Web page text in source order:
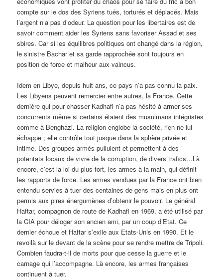
compte sur le dos des Syriens tués, torturés et déplacés. Mais
l’argent n’a pas d’odeur. La question pour les libertaires est de
savoir comment aider les Syriens sans favoriser Assad et ses
sbires. Car si les équilibres politiques ont changé dans la région,
le sinistre Bachar et sa garde rapprochée sont toujours en
position de force et malheur aux vaincus.
Idem en Libye, depuis huit ans, ce pays n’a pas connu la paix.
Les Libyens peuvent remercier entre autres, la France. Cette
dernière qui pour chasser Kadhafi n’a pas hésité à armer ses
concurrents même si certains étaient des musulmans intégristes
comme à Benghazi. La religion englobe la société, rien ne lui
échappe ; elle contrôle tout jusque dans la sphère privée et
intime. Des groupes armés pullulent et permettent à des
potentats locaux de vivre de la corruption, de divers trafics…Là
encore, c’est la loi du plus fort, les armes à la main, qui définit
les rapports de force. Les armes vendues par la France ont bien
entendu servies à tuer des centaines de gens mais en plus ont
permis aux pires énergumènes d’obtenir le pouvoir. Le général
Haftar, compagnon de route de Kadhafi en 1969, a été utilisé par
la CIA pour déloger son ancien ami, par un coup d’Etat. Ce
dernier échoue et Haftar s’exile aux Etats-Unis en 1990. Et le
revoilà sur le devant de la scène pour se rendre mettre de Tripoli.
Combien faudra-t-il de morts pour que cesse la guerre et le
carnage qui l’accompagne. Là encore, les armes françaises
continuent à tuer.